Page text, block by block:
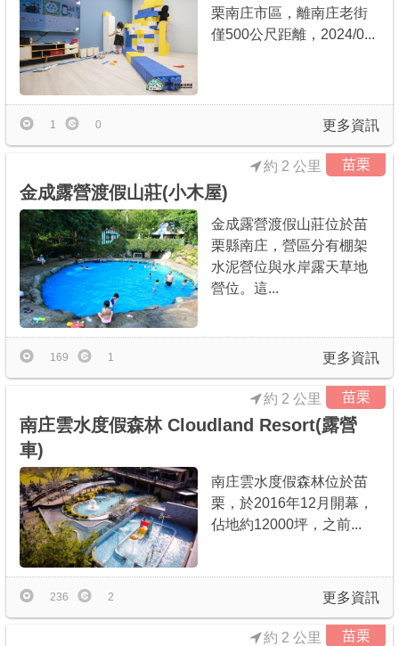
栗南庄市區，離南庄老街
僅500公尺距離，2024/0...
更多資訊
1 0
苗栗
金成露營渡假山莊(小木屋)
約 2 公里
金成露營渡假山莊位於苗
栗縣南庄，營區分有棚架
水泥營位與水岸露天草地
營位。這...
更多資訊
169 1
苗栗
南庄雲水度假森林 Cloudland Resort(露營
車)
約 2 公里
南庄雲水度假森林位於苗
栗，於2016年12月開幕，
佔地約12000坪，之前...
更多資訊
236 2
苗栗
約 2 公里